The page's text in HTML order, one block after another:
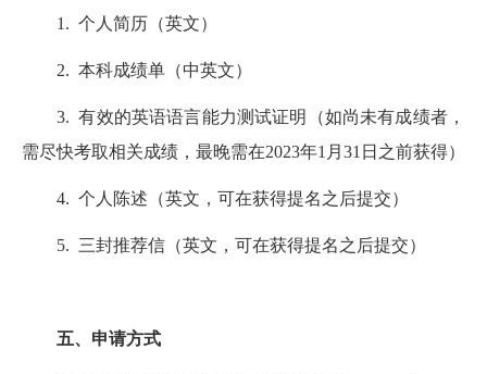
1. 个人简历（英文）
2. 本科成绩单（中英文）
3. 有效的英语语言能力测试证明（如尚未有成绩者，
需尽快考取相关成绩，最晚需在2023年1月31日之前获得）
4. 个人陈述（英文，可在获得提名之后提交）
5. 三封推荐信（英文，可在获得提名之后提交）
五、申请方式